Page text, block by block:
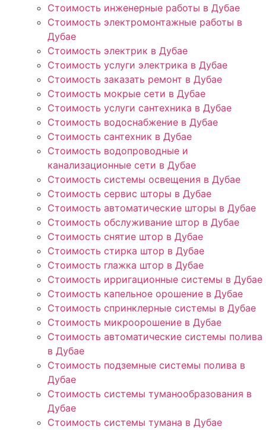
Стоимость инженерные работы в Дубае
Стоимость электромонтажные работы в
Дубае
Стоимость электрик в Дубае
Стоимость услуги электрика в Дубае
Стоимость заказать ремонт в Дубае
Стоимость мокрые сети в Дубае
Стоимость услуги сантехника в Дубае
Стоимость водоснабжение в Дубае
Стоимость сантехник в Дубае
Стоимость водопроводные и
канализационные сети в Дубае
Стоимость системы освещения в Дубае
Стоимость сервис шторы в Дубае
Стоимость автоматические шторы в Дубае
Стоимость обслуживание штор в Дубае
Стоимость снятие штор в Дубае
Стоимость стирка штор в Дубае
Стоимость глажка штор в Дубае
Стоимость ирригационные системы в Дубае
Стоимость капельное орошение в Дубае
Стоимость спринклерные системы в Дубае
Стоимость микроорошение в Дубае
Стоимость автоматические системы полива
в Дубае
Стоимость подземные системы полива в
Дубае
Стоимость системы туманообразования в
Дубае
Стоимость системы тумана в Дубае